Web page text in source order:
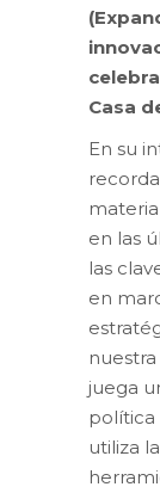
Casa
En su
en las
las
en
juega
política
utiliza